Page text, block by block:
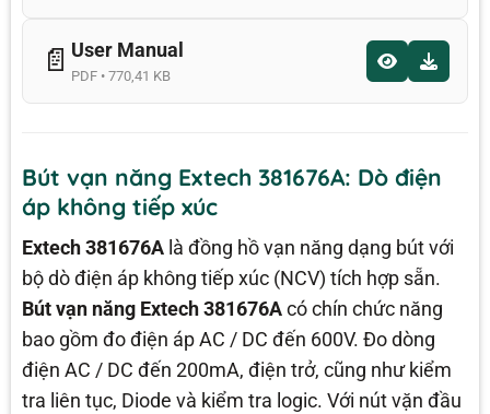
📄 User Manual
PDF • 770,41 KB
Bút vạn năng Extech 381676A: Dò điện
áp không tiếp xúc
Extech 381676Alà đồng hồ vạn năng dạng bút với
bộ dò điện áp không tiếp xúc (NCV) tích hợp sẵn.
Bút vạn năng Extech 381676Acó chín chức năng
bao gồm đo điện áp AC / DC đến 600V. Đo dòng
điện AC / DC đến 200mA, điện trở, cũng như kiểm
tra liên tục, Diode và kiểm tra logic. Với nút vặn đầu